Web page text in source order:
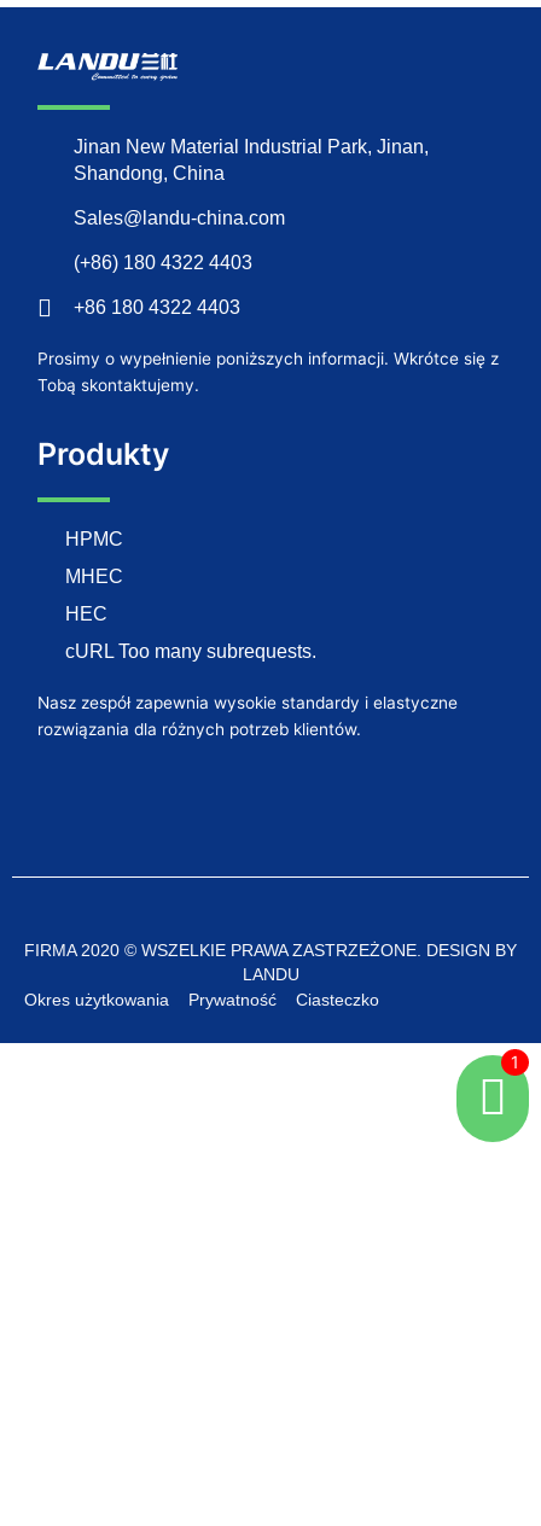
Jinan New Material Industrial Park, Jinan,
Shandong, China
Sales@landu-china.com
(+86) 180 4322 4403
+86 180 4322 4403
Prosimy o wypełnienie poniższych informacji. Wkrótce się z
Tobą skontaktujemy.
Produkty
HPMC
MHEC
HEC
cURL Too many subrequests.
Nasz zespół zapewnia wysokie standardy i elastyczne
rozwiązania dla różnych potrzeb klientów.
FIRMA 2020 © WSZELKIE PRAWA ZASTRZEŻONE. DESIGN BY
LANDU
Okres użytkowania
Prywatność Ciasteczko